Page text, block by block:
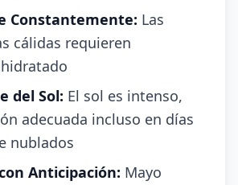
Constantemente: Las
cálidas requieren
del Sol: El sol es intenso,
adecuada incluso en días
nublados
Anticipación: Mayo